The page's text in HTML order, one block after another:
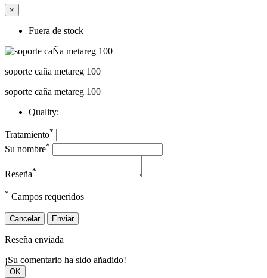
×
Fuera de stock
soporte caña metareg 100
soporte caña metareg 100
Quality:
Tratamiento*
Su nombre*
Reseña*
* Campos requeridos
Cancelar Enviar
Reseña enviada
¡Su comentario ha sido añadido!
OK